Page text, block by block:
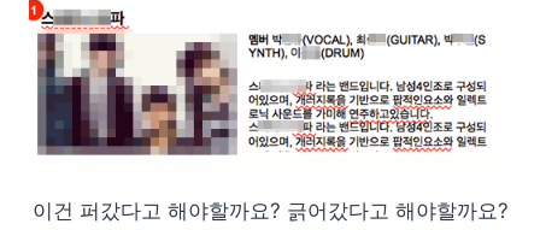
이건 퍼갔다고 해야할까요? 긁어갔다고 해야할까요?